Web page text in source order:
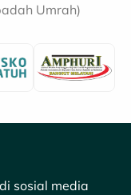
Umrah)
sosial media